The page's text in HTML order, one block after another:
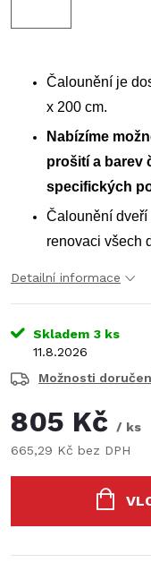
Čalounění je
x 200 cm.
Nabízíme
prošití a barev
specifických
Čalounění
renovaci všech
Detailní informace
Skladem 3 ks
11.8.2026
Možnosti
805 Kč
/ ks
665,29 Kč bez DPH